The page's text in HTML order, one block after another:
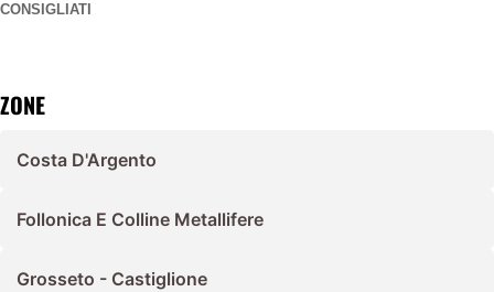
CONSIGLIATI
ZONE
Costa D'Argento
Follonica E Colline Metallifere
Grosseto - Castiglione